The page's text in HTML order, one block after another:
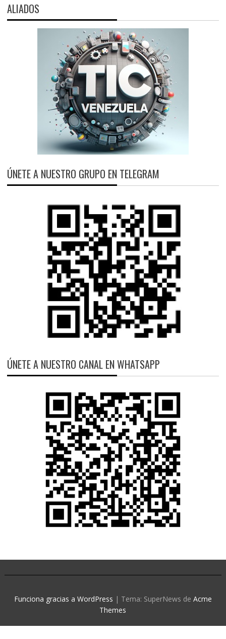
ALIADOS
ÚNETE A NUESTRO GRUPO EN TELEGRAM
ÚNETE A NUESTRO CANAL EN WHATSAPP
Funciona gracias a WordPress | Tema: SuperNews de Acme
Themes